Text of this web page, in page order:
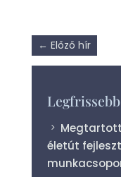
← Előző hír
életút